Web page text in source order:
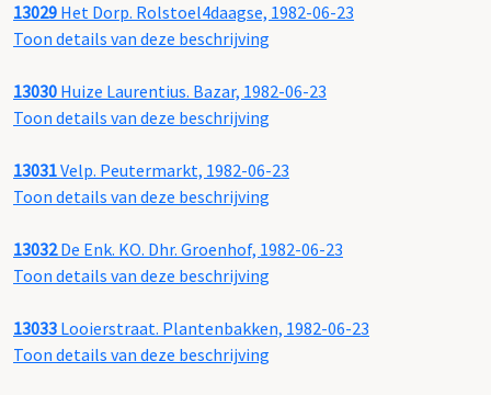
13029 Het Dorp. Rolstoel4daagse, 1982-06-23
Toon details van deze beschrijving
13030 Huize Laurentius. Bazar, 1982-06-23
Toon details van deze beschrijving
13031Velp. Peutermarkt, 1982-06-23
Toon details van deze beschrijving
13032De Enk. KO. Dhr. Groenhof, 1982-06-23
Toon details van deze beschrijving
13033 Looierstraat. Plantenbakken, 1982-06-23
Toon details van deze beschrijving